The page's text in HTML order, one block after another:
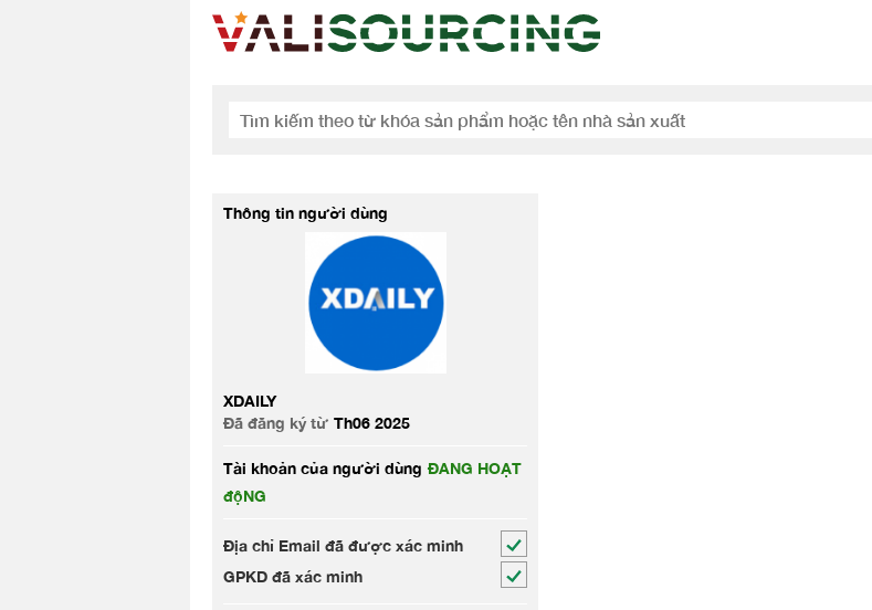
Thông tin người dùng
XDAILY
Đã đăng ký từ Th06 2025
Tài khoản của người dùng ĐANG HOẠT
độNG
Địa chỉ Email đã được xác minh
GPKD đã xác minh